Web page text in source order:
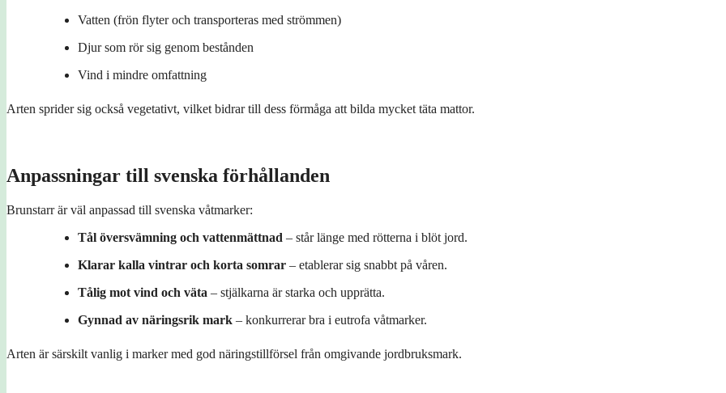
Vatten (frön flyter och transporteras med strömmen)
Djur som rör sig genom bestånden
Vind i mindre omfattning
Arten sprider sig också vegetativt, vilket bidrar till dess förmåga att bilda mycket täta mattor.
Anpassningar till svenska förhållanden
Brunstarr är väl anpassad till svenska våtmarker:
Tål översvämning och vattenmättnad – står länge med rötterna i blöt jord.
Klarar kalla vintrar och korta somrar – etablerar sig snabbt på våren.
Tålig mot vind och väta – stjälkarna är starka och upprätta.
Gynnad av näringsrik mark – konkurrerar bra i eutrofa våtmarker.
Arten är särskilt vanlig i marker med god näringstillförsel från omgivande jordbruksmark.